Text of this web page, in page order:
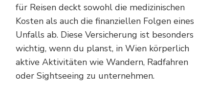
für Reisen deckt sowohl die medizinischen
Kosten als auch die finanziellen Folgen eines
Unfalls ab. Diese Versicherung ist besonders
wichtig, wenn du planst, in Wien körperlich
aktive Aktivitäten wie Wandern, Radfahren
oder Sightseeing zu unternehmen.